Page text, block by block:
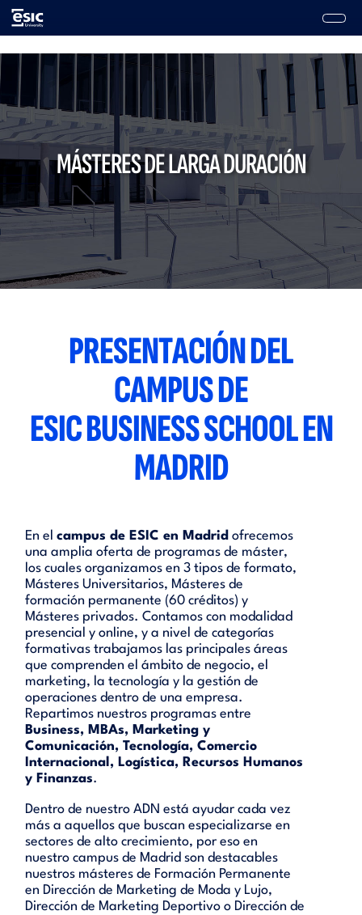
Pasar
principal
navigation
MÁSTERES DE LARGA DURACIÓN
PRESENTACIÓN DEL
CAMPUS DE
ESIC BUSINESS SCHOOL EN
MADRID
En elcampus de ESIC en Madrid ofrecemos
una amplia oferta de programas de máster,
los cuales organizamos en 3 tipos de formato,
Másteres Universitarios, Másteres de
formación permanente (60 créditos) y
Másteres privados. Contamos con modalidad
presencial y online, y a nivel de categorías
formativas trabajamos las principales áreas
que comprenden el ámbito de negocio, el
marketing, la tecnología y la gestión de
operaciones dentro de una empresa.
Repartimos nuestros programas entre
Business, MBAs, Marketing y
Comunicación, Tecnología, Comercio
Internacional, Logística, Recursos Humanos
y Finanzas.
Dentro de nuestro ADN está ayudar cada vez
más a aquellos que buscan especializarse en
sectores de alto crecimiento, por eso en
nuestro campus de Madrid son destacables
nuestros másteres de Formación Permanente
en Dirección de Marketing de Moda y Lujo,
Dirección de Marketing Deportivo o Dirección de